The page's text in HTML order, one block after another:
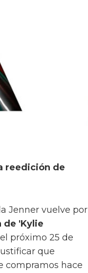
reedición de
Jenner vuelve por
de 'Kylie
próximo 25 de
que
compramos hace